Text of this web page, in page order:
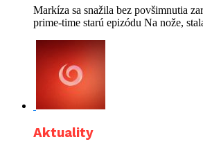
Markíza sa snažila bez povšimnutia
prime-time starú epizódu Na nože,
Aktuality